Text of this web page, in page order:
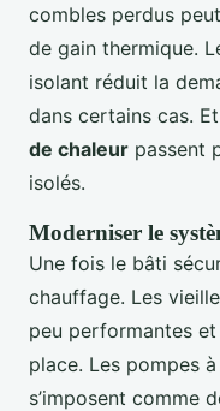
combles perdus
de gain thermique.
isolant réduit la
dans certains cas.
de chaleur passent
isolés.
Moderniser le
Une fois le bâti
chauffage. Les
peu performantes
place. Les pompes
s’imposent comme